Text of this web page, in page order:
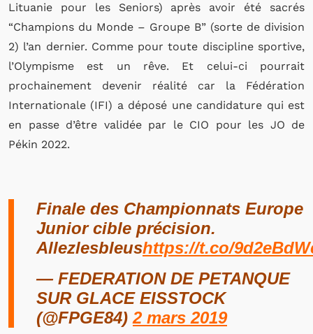
Lituanie pour les Seniors) après avoir été sacrés
“Champions du Monde – Groupe B” (sorte de division
2) l’an dernier. Comme pour toute discipline sportive,
l’Olympisme est un rêve. Et celui-ci pourrait
prochainement devenir réalité car la Fédération
Internationale (IFI) a déposé une candidature qui est
en passe d’être validée par le CIO pour les JO de
Pékin 2022.
Finale des Championnats Europe
Junior cible précision.
Allezlesbleushttps://t.co/
— FEDERATION DE PETANQUE
SUR GLACE EISSTOCK
(@FPGE84) 2 mars 2019